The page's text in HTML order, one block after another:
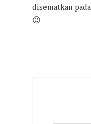
disematkan
😉